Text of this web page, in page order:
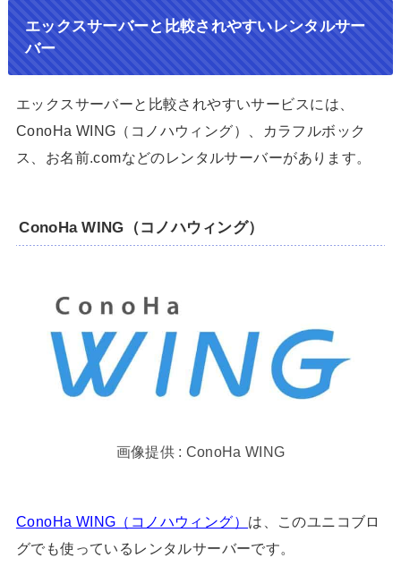
エックスサーバーと比較されやすいレンタルサー
バー
エックスサーバーと比較されやすいサービスには、
ConoHa WING（コノハウィング）、カラフルボック
ス、お名前.comなどのレンタルサーバーがあります。
ConoHa WING（コノハウィング）
画像提供 : ConoHa WING
ConoHa WING（コノハウィング） は、このユニコブロ
グでも使っているレンタルサーバーです。